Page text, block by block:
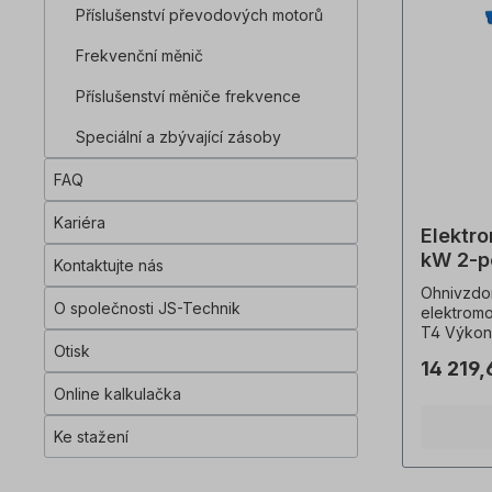
Příslušenství převodových motorů
Frekvenční měnič
Příslušenství měniče frekvence
Speciální a zbývající zásoby
FAQ
Kariéra
Kontaktujte nás
O společnosti JS-Technik
Otisk
Online kalkulačka
Ke stažení
vhodný
měniči.
364 smí
pohonu
případě
s
ani
jsou
kW 2-
T4
PTC
14